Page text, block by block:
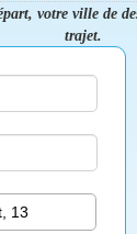
votre ville de
trajet.
13